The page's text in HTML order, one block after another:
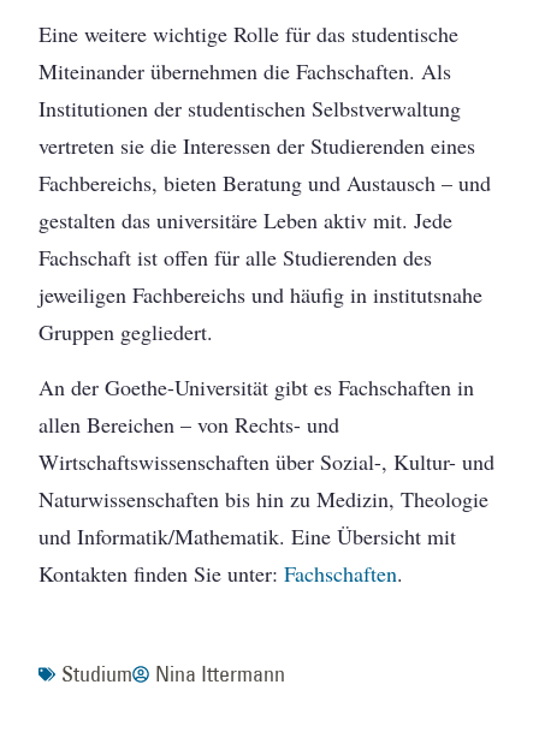
Eine weitere wichtige Rolle für das studentische
Miteinander übernehmen die Fachschaften. Als
Institutionen der studentischen Selbstverwaltung
vertreten sie die Interessen der Studierenden eines
Fachbereichs, bieten Beratung und Austausch – und
gestalten das universitäre Leben aktiv mit. Jede
Fachschaft ist offen für alle Studierenden des
jeweiligen Fachbereichs und häufig in institutsnahe
Gruppen gegliedert.
An der Goethe-Universität gibt es Fachschaften in
allen Bereichen – von Rechts- und
Wirtschaftswissenschaften über Sozial-, Kultur- und
Naturwissenschaften bis hin zu Medizin, Theologie
und Informatik/Mathematik. Eine Übersicht mit
Kontakten finden Sie unter:Fachschaften.
Studium Nina Ittermann